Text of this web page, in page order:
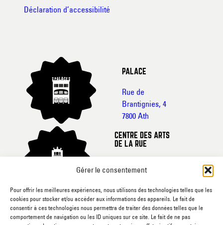
Gérer le consentement
Pour offrir les meilleures expériences, nous utilisons des technologies telles que les
cookies pour stocker et/ou accéder aux informations des appareils. Le fait de
consentir à ces technologies nous permettra de traiter des données telles que le
comportement de navigation ou les ID uniques sur ce site. Le fait de ne pas
Déclaration d’accessibilité
PALACE
Rue de
Brantignies, 4
7800 Ath
CENTRE DES ARTS
DE LA RUE
22
7800 Ath
CINEMA L’ECRAN